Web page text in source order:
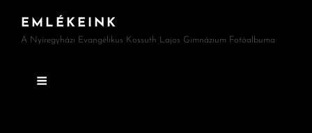
EMLÉKEINK
A Nyíregyházi Evangélikus Kossuth Lajos Gimnázium Fotóalbuma